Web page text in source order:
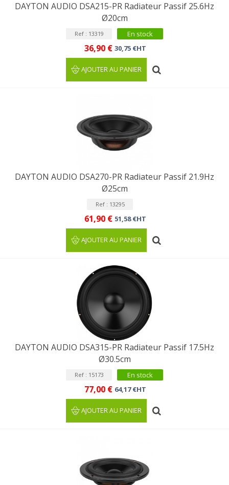
DAYTON AUDIO DSA215-PR Radiateur Passif 25.6Hz
Ø20cm
Ref : 13319 En stock
36,90 € 30,75 €HT
AJOUTER AU PANIER
DAYTON AUDIO DSA270-PR Radiateur Passif 21.9Hz
Ø25cm
Ref : 13295
61,90 € 51,58 €HT
AJOUTER AU PANIER
DAYTON AUDIO DSA315-PR Radiateur Passif 17.5Hz
Ø30.5cm
Ref : 15173 En stock
77,00 € 64,17 €HT
AJOUTER AU PANIER